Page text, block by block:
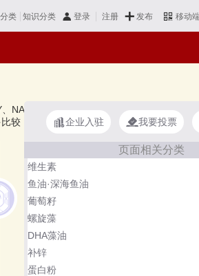
类 知识分类 登录 注册 发布 移动
NATURE'SBOUNTY自然之宝、GNC健安
较，选择自己满意的！叶黄素品牌主要属于
企业入驻 我要投票
页面相关分类
维生素
鱼油·深海鱼油
葡萄籽
螺旋藻
DHA藻油
补锌
蛋白粉